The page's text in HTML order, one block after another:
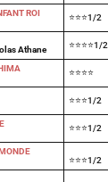
ROI
⭐⭐⭐1/2
Athane
⭐⭐⭐⭐1/2
⭐⭐⭐⭐
⭐⭐⭐1/2
⭐⭐⭐1/2
⭐⭐⭐1/2